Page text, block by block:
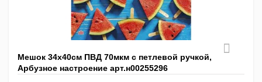
Мешок 34х40см ПВД 70мкм с петлевой ручкой,
Арбузное настроение арт.н00255296